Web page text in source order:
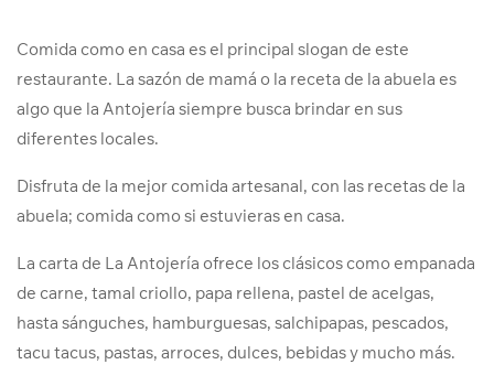
Comida como en casa es el principal slogan de este
restaurante. La sazón de mamá o la receta de la abuela es
algo que la Antojería siempre busca brindar en sus
diferentes locales.
Disfruta de la mejor comida artesanal, con las recetas de la
abuela; comida como si estuvieras en casa.
La carta de La Antojería ofrece los clásicos como empanada
de carne, tamal criollo, papa rellena, pastel de acelgas,
hasta sánguches, hamburguesas, salchipapas, pescados,
tacu tacus, pastas, arroces, dulces, bebidas y mucho más.